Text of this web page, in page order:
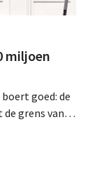
miljoen
goed: de
grens van